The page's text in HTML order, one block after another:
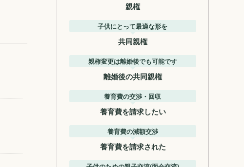
親権
子供にとって最適な形を
共同親権
親権変更は離婚後でも可能です
離婚後の共同親権
養育費の交渉・回収
養育費を請求したい
養育費の減額交渉
養育費を請求された